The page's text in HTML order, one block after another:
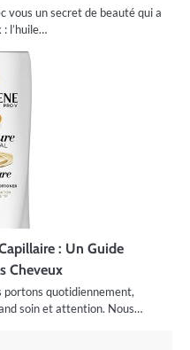
vous un secret de beauté qui a
l’huile…
: Un Guide
Cheveux
portons quotidiennement,
soin et attention. Nous…